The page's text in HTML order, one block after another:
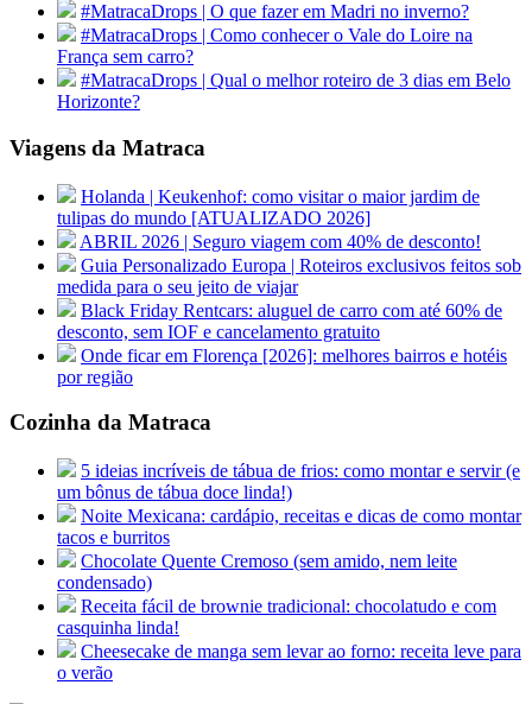
#MatracaDrops | O que fazer em Madri no inverno?
#MatracaDrops | Como conhecer o Vale do Loire na
França sem carro?
#MatracaDrops | Qual o melhor roteiro de 3 dias em Belo
Horizonte?
Viagens da Matraca
Holanda | Keukenhof: como visitar o maior jardim de
tulipas do mundo [ATUALIZADO 2026]
ABRIL 2026 | Seguro viagem com 40% de desconto!
Guia Personalizado Europa | Roteiros exclusivos feitos sob
medida para o seu jeito de viajar
Black Friday Rentcars: aluguel de carro com até 60% de
desconto, sem IOF e cancelamento gratuito
Onde ficar em Florença [2026]: melhores bairros e hotéis
por região
Cozinha da Matraca
5 ideias incríveis de tábua de frios: como montar e servir (e
um bônus de tábua doce linda!)
Noite Mexicana: cardápio, receitas e dicas de como montar
tacos e burritos
Chocolate Quente Cremoso (sem amido, nem leite
condensado)
Receita fácil de brownie tradicional: chocolatudo e com
casquinha linda!
Cheesecake de manga sem levar ao forno: receita leve para
o verão